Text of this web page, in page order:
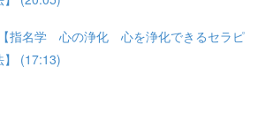
指名学 心の浄化 心を浄化できるセラピ
】 (17:13)